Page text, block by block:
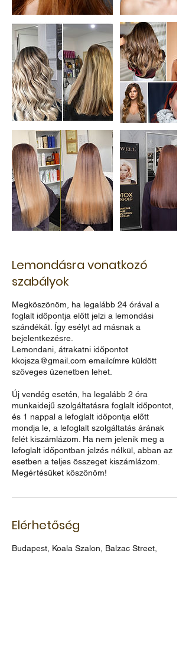
Lemondásra vonatkozó
szabályok
Megköszönöm, ha legalább 24 órával a
foglalt időpontja előtt jelzi a lemondási
szándékát. Így esélyt ad másnak a
bejelentkezésre.
Lemondani, átrakatni időpontot
kkojsza@gmail.com emailcímre küldött
szöveges üzenetben lehet.
Új vendég esetén, ha legalább 2 óra
munkaidejű szolgáltatásra foglalt időpontot,
és 1 nappal a lefoglalt időpontja előtt
mondja le, a lefoglalt szolgáltatás árának
felét kiszámlázom. Ha nem jelenik meg a
lefoglalt időpontban jelzés nélkül, abban az
esetben a teljes összeget kiszámlázom.
Megértésüket köszönöm!
Elérhetőség
Budapest, Koala Szalon, Balzac Street,